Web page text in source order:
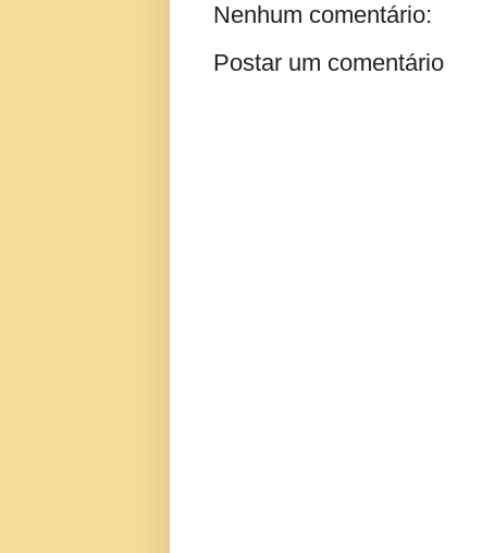
Nenhum comentário:
Postar um comentário